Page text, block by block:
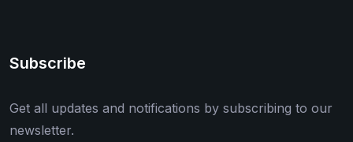
Subscribe
Get all updates and notifications by subscribing to our
newsletter.